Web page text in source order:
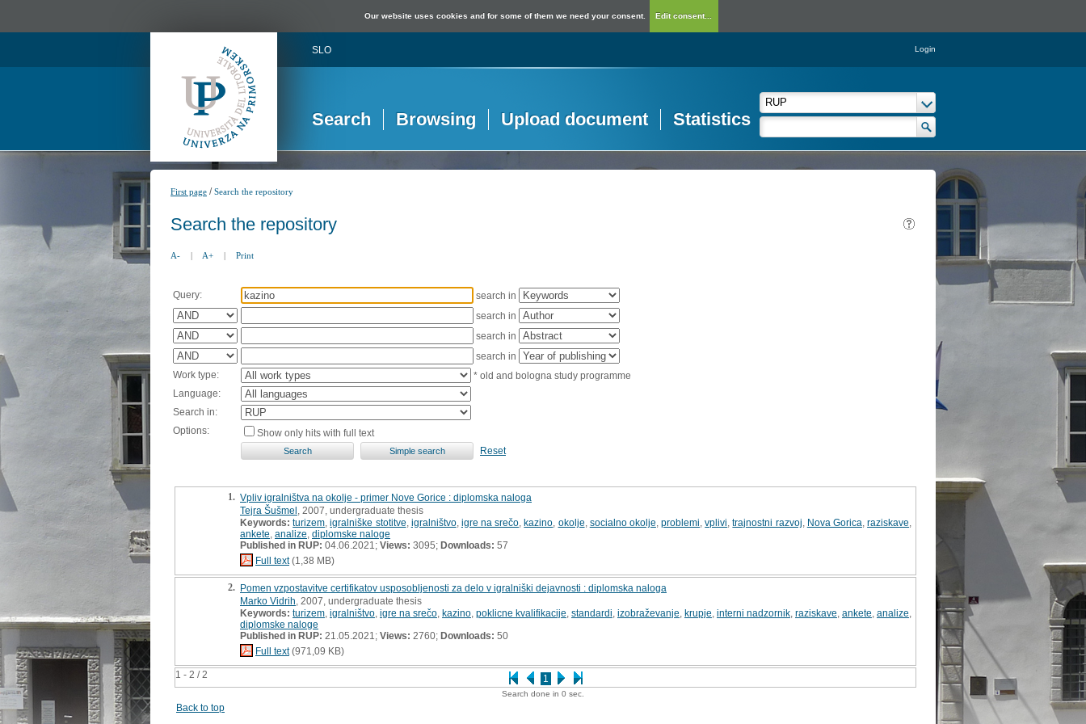
Our website uses cookies and for some of them we need your consent. Edit consent...
SLO Login
Search Browsing Upload document Statistics
First page /Search the repository
Search the repository
A- | A+ | Print
Query:
search in
search in
search in
search in
Work type:
* old and bologna study programme
Language:
Search in:
Options:
Show only hits with full text
Reset
1 - 2 / 2 1
1. Vpliv igralništva na okolje - primer Nove Gorice : diplomska naloga
Tejra Šušmel , 2007, undergraduate thesis
Keywords: turizem ,igralniške stotitve igralništvo, igre na srečo ,kazino okolje socialno okolje ,problemi ,vplivi ,trajnostni razvoj Nova Gorica ,raziskave
ankete analize diplomske naloge
Published in RUP: 04.06.2021; Views: 3095; Downloads: 57
Full text(1,38 MB)
2. Pomen vzpostavitve certifikatov usposobljenosti za delo v igralniški dejavnosti : diplomska naloga
Marko Vidrih , 2007, undergraduate thesis
Keywords: turizem igralništvo igre na srečo kazino poklicne kvalifikacije standardi izobraževanje krupje interni nadzornik raziskave ankete analize
diplomske naloge
Published in RUP: 21.05.2021; Views: 2760; Downloads: 50
Full text(971,09 KB)
Search done in 0 sec.
Back to top